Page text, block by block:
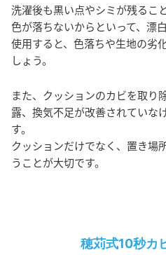
洗濯後も黒い点やシミが残るこ
色が落ちないからといって、漂
使用すると、色落ちや生地の劣
しょう。
また、クッションのカビを取り
露、換気不足が改善されていな
す。
クッションだけでなく、置き場
うことが大切です。
穂苅式10秒カ